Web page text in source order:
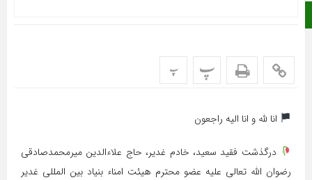
پ پ
انا لله و انا الیه راجعون
درگذشت فقید سعید، خادم غدیر، حاج علاءالدین میرمحمدصادقی
رضوان اللّه تعالی علیه عضو محترم هیئت امناء بنیاد بین المللی غدیر